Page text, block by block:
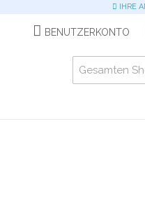
IHRE
BENUTZERKONTO